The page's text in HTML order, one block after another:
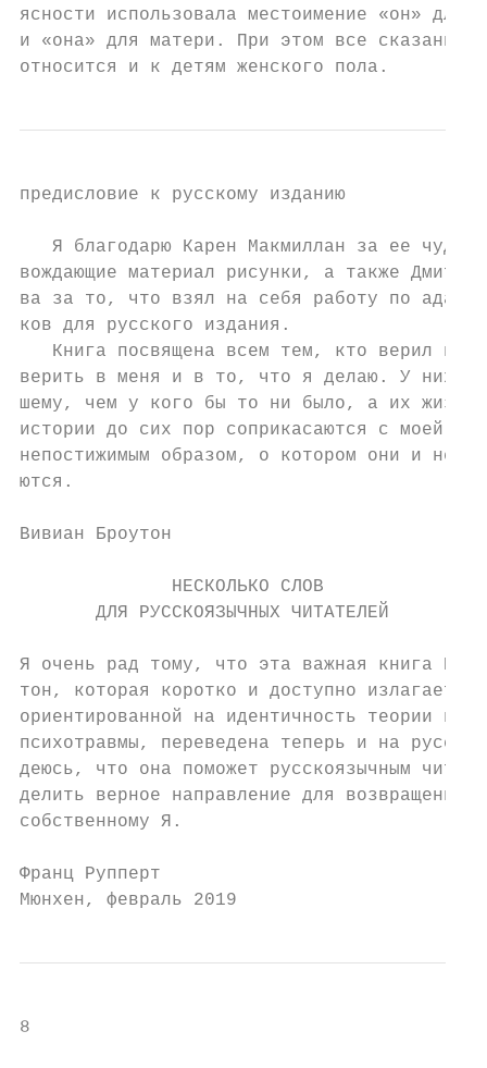
ясности использовала местоимение «он» для
и «она» для матери. При этом все
относится и к детям женского пола.
предисловие к русскому изданию
Я благодарю Карен Макмиллан за ее
вождающие материал рисунки, а также
ва за то, что взял на себя работу по
ков для русского издания.
Книга посвящена всем тем, кто верил и
верить в меня и в то, что я делаю. У них я
шему, чем у кого бы то ни было, а их жизни
истории до сих пор соприкасаются с моей
непостижимым образом, о котором они и не
ются.
Вивиан Броутон
              НЕСКОЛЬКО СЛОВ
       ДЛЯ РУССКОЯЗЫЧНЫХ ЧИТАТЕЛЕЙ
Я очень рад тому, что эта важная книга
тон, которая коротко и доступно излагает
ориентированной на идентичность теории и
психотравмы, переведена теперь и на
деюсь, что она поможет русскоязычным
делить верное направление для возвращения
собственному Я.
Франц Рупперт
Мюнхен, февраль 2019
8